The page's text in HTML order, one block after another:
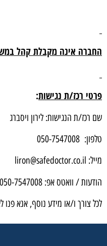
החברה אינה מקבלת קהל
פרטי רכז/ת נגישות:
שם רכז/ת הנגישות: לירון ויסברג
טלפון: 050-7547008
מייל: liron@safedoctor.co.il
הודעות / וואטס אפ: 050-7547008
לכל צורך ו/או מידע נוסף, אנא